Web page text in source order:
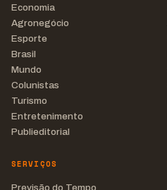
Economia
Agronegócio
Esporte
Brasil
Mundo
Colunistas
Turismo
Entretenimento
Publieditorial
SERVIÇOS
Previsão do Tempo